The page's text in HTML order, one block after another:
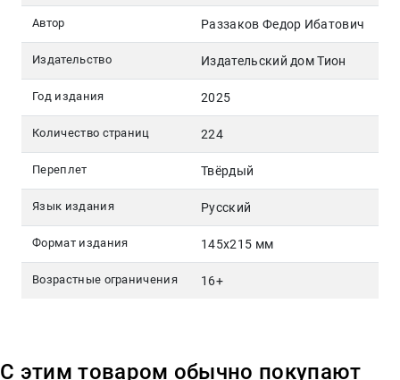
Автор Раззаков Федор Ибатович
Издательство Издательский дом Тион
Год издания 2025
Количество страниц 224
Переплет Твёрдый
Язык издания Русский
Формат издания 145х215 мм
Возрастные ограничения 16+
С этим товаром обычно покупают